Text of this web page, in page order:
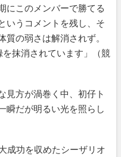
にこのメンバーで勝てる
いうコメントを残し、そ
の弱さは解消されず。
抹消されています」（競
方が渦巻く中、初仔ト
瞬だが明るい光を照らし
成功を収めたシーザリオ